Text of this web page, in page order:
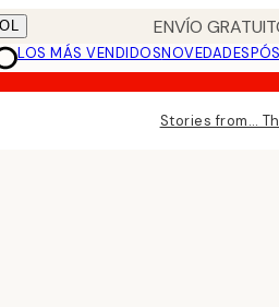
ENVÍO
LOS MÁS VENDIDOSNOVEDADES
Stories from…